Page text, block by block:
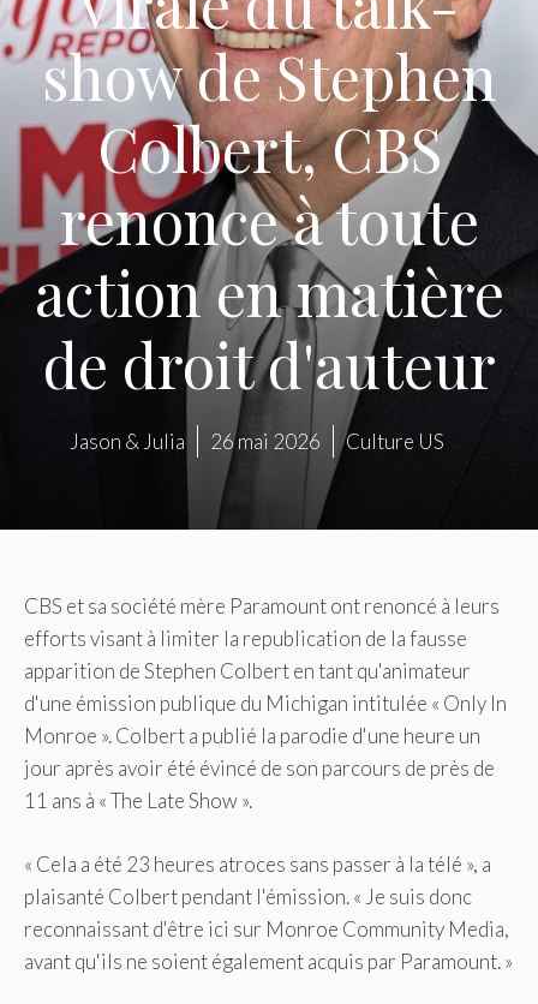
show de Stephen
Colbert, CBS
renonce à toute
action en matière
de droit d'auteur
Jason & Julia 26 mai 2026 Culture US
CBS et sa société mère Paramount ont renoncé à leurs
efforts visant à limiter la republication de la fausse
apparition de Stephen Colbert en tant qu'animateur
d'une émission publique du Michigan intitulée « Only In
Monroe ». Colbert a publié la parodie d'une heure un
jour après avoir été évincé de son parcours de près de
11 ans à « The Late Show ».
« Cela a été 23 heures atroces sans passer à la télé », a
plaisanté Colbert pendant l'émission. « Je suis donc
reconnaissant d'être ici sur Monroe Community Media,
avant qu'ils ne soient également acquis par Paramount. »